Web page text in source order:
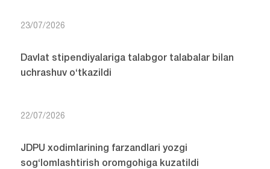
23/07/2026
Davlat stipendiyalariga talabgor talabalar bilan
uchrashuv o‘tkazildi
22/07/2026
JDPU xodimlarining farzandlari yozgi
sog‘lomlashtirish oromgohiga kuzatildi